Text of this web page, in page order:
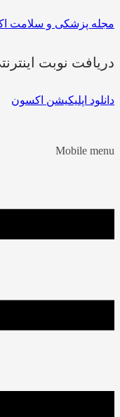
مجله پزشکی و سلامت
دریافت نوبت
دانلود اپلیکیشن اکسون
Mobile menu